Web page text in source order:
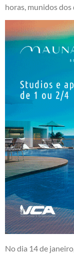
horas, munidos
No dia 14 de